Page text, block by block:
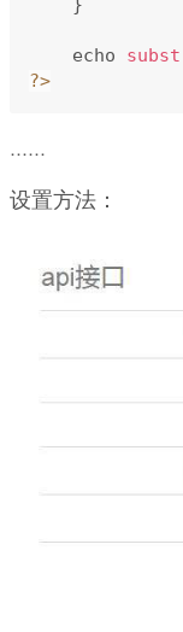
	echo
?>
……
设置方法：